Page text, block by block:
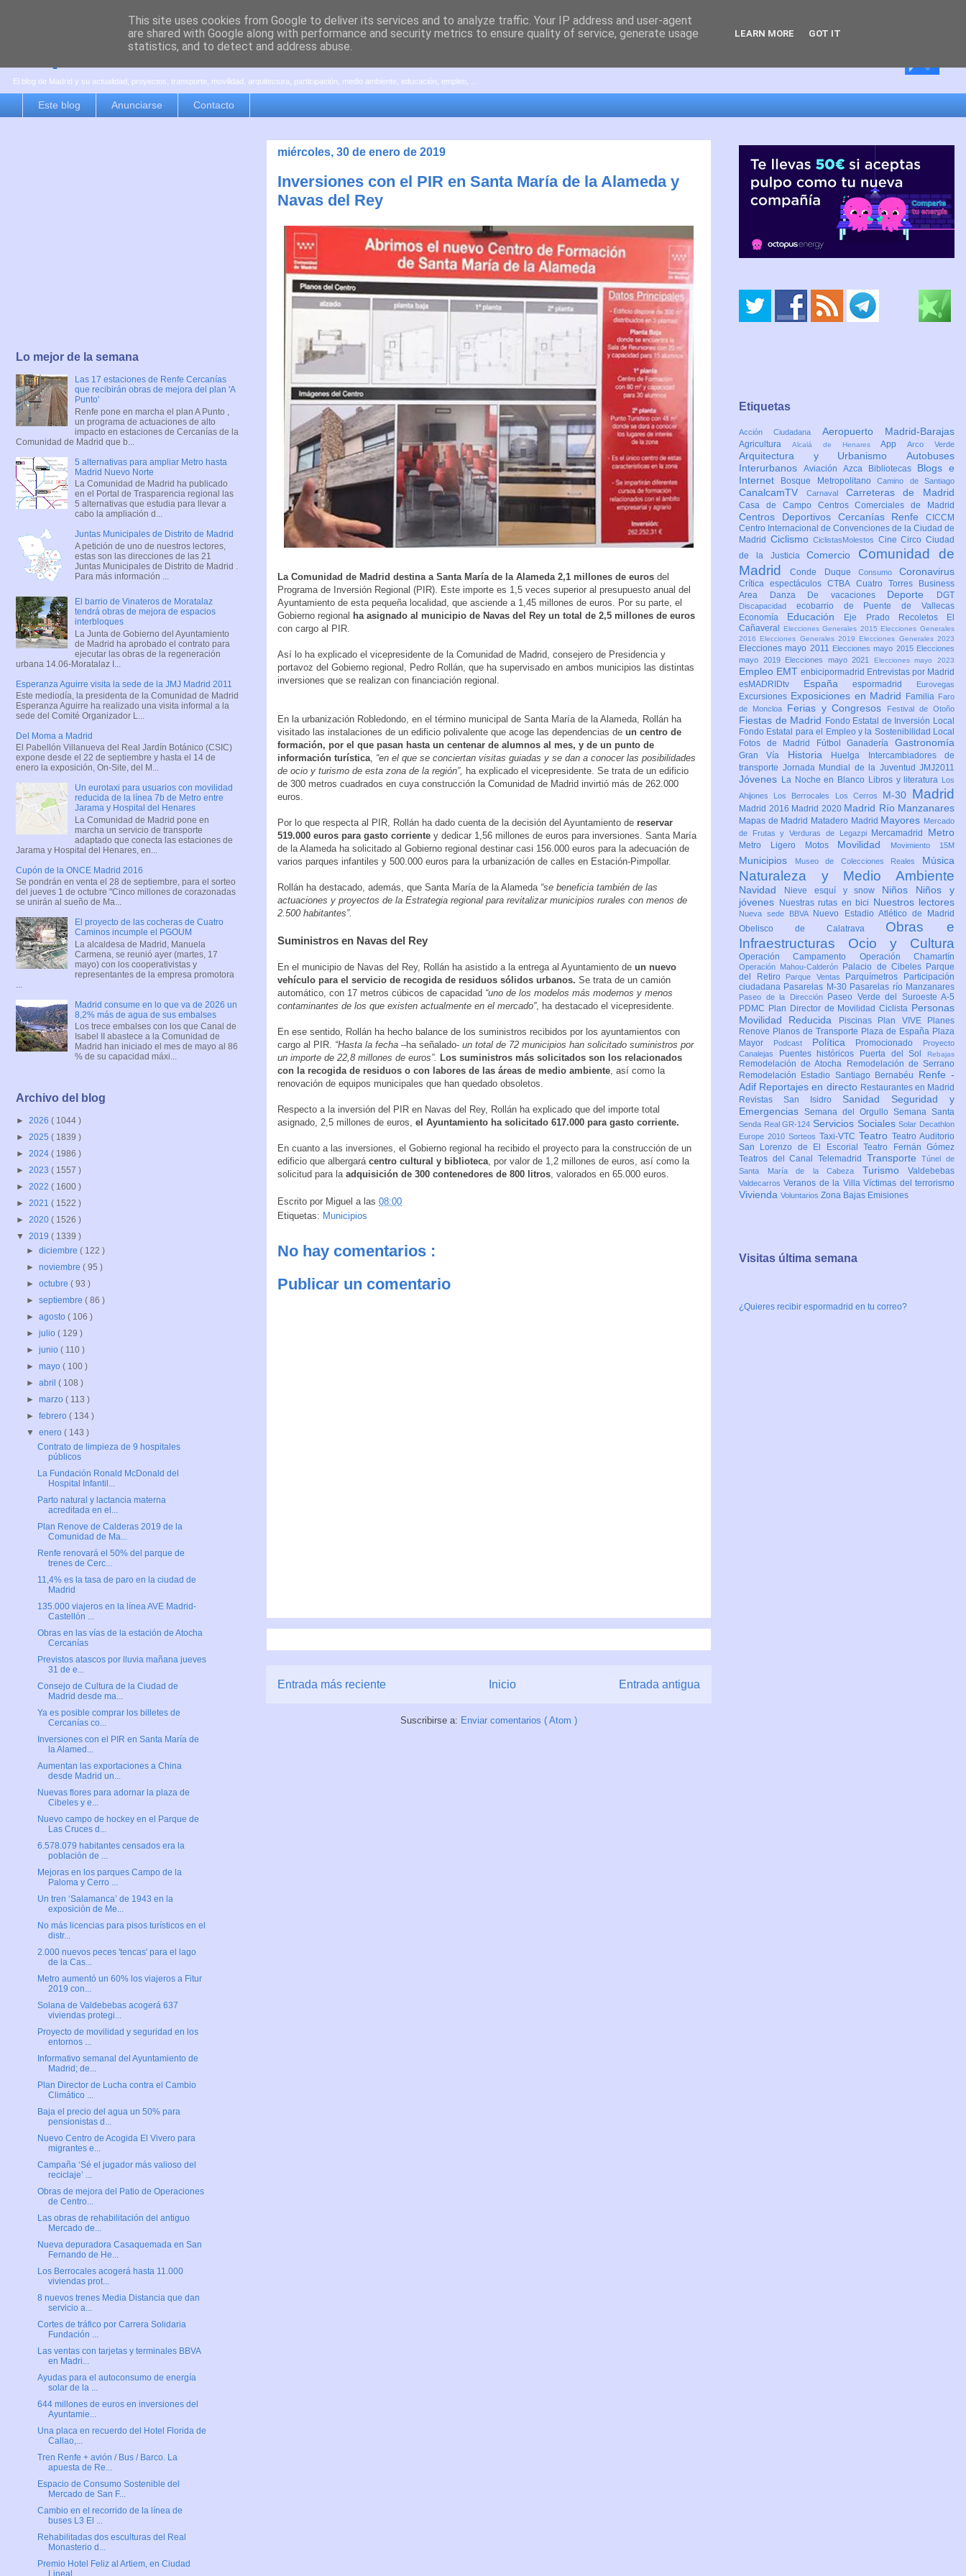
es por madrid
El blog de Madrid y su actualidad, proyectos, transporte, movilidad, arquitectura, participación, medio ambiente, educación, empleo, ...
Este blog Anunciarse Contacto
miércoles, 30 de enero de 2019
Inversiones con el PIR en Santa María de la Alameda y
Navas del Rey
La Comunidad de Madrid destina a Santa María de la Alameda 2,1 millones de euros del
Programa de Inversión Regional (PIR). Este importe es 1,5 veces superior al presupuesto anual del
Ayuntamiento de esta pequeña localidad, que asciende a 1,45 millones de euros. Por su parte, el
Gobierno regional ha asignado al municipio de Navas del Rey un total de 2,5 millones de euros
con cargo al PIR.
Así lo ha explicado el vicepresidente de la Comunidad de Madrid, consejero de Presidencia y
portavoz del Gobierno regional, Pedro Rollán, que ha supervisado en ambos municipios las distintas
inversiones que se realizan con financiación regional.
En la urbanización Robledondo, en el término municipal de Santa María de la Alameda, Rollán ha
visitado las instalaciones de un edificio polivalente que acoge las dependencias de un centro de
formación, por el que pasan hasta un centenar de alumnos al mes, y de un punto de
información turística “en el que se conciertan visitas guiadas y se dan a conocer las posibilidades
de ocio y turismo de esta zona de la región”, ha explicado el vicepresidente. Se trata de un edificio
de 300 metros cuadrados en cuya construcción la Comunidad de Madrid invirtió más de 262.000
euros.
Por lo que respecta al PIR, Rollán ha dado cuenta de la decisión del Ayuntamiento de reservar
519.000 euros para gasto corriente y dedicar 1,56 millones de euros para inversiones. Santa María
de la Alameda ha solicitado al Gobierno regional destinar casi 156.000 euros para la adecuación de
varios parques infantiles y 500.000 euros para la urbanización de calles en Estación-Pimpollar.
Rollán ha destacado, además, que Santa María de la Alameda “se beneficia también de las
actuaciones y proyectos de la Estrategia regional para revitalizar municipios rurales con menos de
2.500 habitantes”.
Suministros en Navas del Rey
En el municipio de Navas del Rey, Rollán ha asistido a la entrega al Ayuntamiento de un nuevo
vehículo para el servicio de recogida de residuos sólidos urbanos. Se trata de un camión
automático, con 17 metros cúbicos de capacidad “uno de los modelos más modernos y menos
contaminantes de los que existen actualmente en el mercado”, ha destacado el vicepresidente.
En ese sentido, Rollán ha hecho balance de los suministros recibidos por los ayuntamientos con
cargo al PIR. “Hasta la fecha –ha señalado- un total de 72 municipios han solicitado suministros por
un importe de 22,8 millones de euros”.
Los suministros más solicitados son los relacionados
con la recogida de residuos o con labores de las áreas de medio ambiente , así como la
renovación de equipos municipales que han quedado obsoletos.
Respecto a la inversión del PIR en Navas del Rey, Rollán ha explicado que del importe total
asignado, 2,5 millones de euros, el Ayuntamiento ha solicitado 617.000 para gasto corriente.
En cuanto a las inversiones, el Gobierno regional ha recibido el proyecto para la construcción de un
edificio que albergará centro cultural y biblioteca , por valor de 1,2 millones de euros, así como la
solicitud para la adquisición de 300 contenedores de 800 litros , valorados en 65.000 euros.
Escrito por Miguel a las 08:00
Etiquetas: Municipios
No hay comentarios :
Publicar un comentario
Entrada más reciente Entrada antigua
Inicio
Suscribirse a: Enviar comentarios ( Atom )
Lo mejor de la semana
Las 17 estaciones de Renfe Cercanías
que recibirán obras de mejora del plan 'A
Punto'
Renfe pone en marcha el plan A Punto ,
un programa de actuaciones de alto
impacto en estaciones de Cercanías de la
Comunidad de Madrid que b...
5 alternativas para ampliar Metro hasta
Madrid Nuevo Norte
La Comunidad de Madrid ha publicado
en el Portal de Trasparencia regional las
5 alternativas que estudia para llevar a
cabo la ampliación d...
Juntas Municipales de Distrito de Madrid
A petición de uno de nuestros lectores,
estas son las direcciones de las 21
Juntas Municipales de Distrito de Madrid .
Para más información ...
El barrio de Vinateros de Moratalaz
tendrá obras de mejora de espacios
interbloques
La Junta de Gobierno del Ayuntamiento
de Madrid ha aprobado el contrato para
ejecutar las obras de la regeneración
urbana 14.06-Moratalaz I...
Esperanza Aguirre visita la sede de la JMJ Madrid 2011
Este mediodía, la presidenta de la Comunidad de Madrid
Esperanza Aguirre ha realizado una visita informal a la
sede del Comité Organizador L...
Del Moma a Madrid
El Pabellón Villanueva del Real Jardín Botánico (CSIC)
expone desde el 22 de septiembre y hasta el 14 de
enero la exposición, On-Site, del M...
Un eurotaxi para usuarios con movilidad
reducida de la línea 7b de Metro entre
Jarama y Hospital del Henares
La Comunidad de Madrid pone en
marcha un servicio de transporte
adaptado que conecta las estaciones de
Jarama y Hospital del Henares, en...
Cupón de la ONCE Madrid 2016
Se pondrán en venta el 28 de septiembre, para el sorteo
del jueves 1 de octubre "Cinco millones de corazonadas
se unirán al sueño de Ma...
El proyecto de las cocheras de Cuatro
Caminos incumple el PGOUM
La alcaldesa de Madrid, Manuela
Carmena, se reunió ayer (martes, 17
mayo) con los cooperativistas y
representantes de la empresa promotora
Madrid consume en lo que va de 2026 un
8,2% más de agua de sus embalses
Los trece embalses con los que Canal de
Isabel II abastece a la Comunidad de
Madrid han iniciado el mes de mayo al 86
% de su capacidad máxi...
Archivo del blog
► 2026 ( 1044 )
► 2025 ( 1839 )
► 2024 ( 1986 )
► 2023 ( 1557 )
► 2022 ( 1600 )
► 2021 ( 1522 )
► 2020 ( 1526 )
▼ 2019 ( 1339 )
►diciembre( 122 )
►noviembre( 95 )
►octubre( 93 )
►septiembre( 86 )
►agosto( 106 )
►julio( 129 )
►junio( 110 )
►mayo( 100 )
►abril( 108 )
►marzo( 113 )
►febrero( 134 )
▼enero( 143 )
Contrato de limpieza de 9 hospitales
públicos
La Fundación Ronald McDonald del
Hospital Infantil...
Parto natural y lactancia materna
acreditada en el...
Plan Renove de Calderas 2019 de la
Comunidad de Ma...
Renfe renovará el 50% del parque de
trenes de Cerc...
11,4% es la tasa de paro en la ciudad de
Madrid
135.000 viajeros en la línea AVE Madrid-
Castellón ...
Obras en las vías de la estación de Atocha
Cercanías
Previstos atascos por lluvia mañana jueves
31 de e...
Consejo de Cultura de la Ciudad de
Madrid desde ma...
Ya es posible comprar los billetes de
Cercanías co...
Inversiones con el PIR en Santa María de
la Alamed...
Aumentan las exportaciones a China
desde Madrid un...
Nuevas flores para adornar la plaza de
Cibeles y e...
Nuevo campo de hockey en el Parque de
Las Cruces d...
6.578.079 habitantes censados era la
población de ...
Mejoras en los parques Campo de la
Paloma y Cerro ...
Un tren ‘Salamanca’ de 1943 en la
exposición de Me...
No más licencias para pisos turísticos en el
distr...
2.000 nuevos peces 'tencas' para el lago
de la Cas...
Metro aumentó un 60% los viajeros a Fitur
2019 con...
Solana de Valdebebas acogerá 637
viviendas protegi...
Proyecto de movilidad y seguridad en los
entornos ...
Informativo semanal del Ayuntamiento de
Madrid; de...
Plan Director de Lucha contra el Cambio
Climático ...
Baja el precio del agua un 50% para
pensionistas d...
Nuevo Centro de Acogida El Vivero para
migrantes e...
Campaña ‘Sé el jugador más valioso del
reciclaje’ ...
Obras de mejora del Patio de Operaciones
de Centro...
Las obras de rehabilitación del antiguo
Mercado de...
Nueva depuradora Casaquemada en San
Fernando de He...
Los Berrocales acogerá hasta 11.000
viviendas prot...
8 nuevos trenes Media Distancia que dan
servicio a...
Cortes de tráfico por Carrera Solidaria
Fundación ...
Las ventas con tarjetas y terminales BBVA
en Madri...
Ayudas para el autoconsumo de energía
solar de la ...
644 millones de euros en inversiones del
Ayuntamie...
Una placa en recuerdo del Hotel Florida de
Callao,...
Tren Renfe + avión / Bus / Barco. La
apuesta de Re...
Espacio de Consumo Sostenible del
Mercado de San F...
Cambio en el recorrido de la línea de
buses L3 El ...
Rehabilitadas dos esculturas del Real
Monasterio d...
Premio Hotel Feliz al Artiem, en Ciudad
Etiquetas
Acción Ciudadana Aeropuerto Madrid-Barajas
Agricultura Alcalá de HenaresAppArco Verde
Arquitectura y Urbanismo Autobuses
Interurbanos Aviación Azca Bibliotecas Blogs e
Internet
Bosque MetropolitanoCamino de Santiago
CanalcamTV Carnaval Carreteras de Madrid
Casa de Campo Centros Comerciales de Madrid
Centros Deportivos Cercanías Renfe CICCM
Centro Internacional de Convenciones de la Ciudad de
Madrid CiclismoCiclistasMolestos CineCircoCiudad
de la JusticiaComercio Comunidad de
MadridConde Duque Consumo Coronavirus
Crítica espectáculosCTBA Cuatro Torres Business
Area
Danza De vacaciones Deporte DGT
Discapacidad ecobarrio de Puente de Vallecas
Economía Educación Eje Prado Recoletos
El
Cañaveral
Elecciones Generales 2015 Elecciones Generales
2016 Elecciones Generales 2019 Elecciones Generales 2023
Elecciones mayo 2011 Elecciones mayo 2015 Elecciones
mayo 2019
Elecciones mayo 2021 Elecciones mayo 2023
Empleo EMT enbicipormadrid Entrevistas por Madrid
esMADRIDtv Españaespormadrid Eurovegas
Excursiones Exposiciones en Madrid Familia Faro
de Moncloa
Ferias y Congresos Festival de Otoño
Fiestas de Madrid Fondo Estatal de Inversión Local
Fondo Estatal para el Empleo y la Sostenibilidad Local
Fotos de Madrid
FútbolGanaderíaGastronomía
Gran Vía Historia Huelga
Intercambiadores de
transporte Jornada Mundial de la Juventud JMJ2011
Jóvenes La Noche en Blanco Libros y literatura
Los
Ahijones
Los Berrocales Los Cerros M-30 Madrid
Madrid 2016 Madrid 2020 Madrid Río Manzanares
Mapas de Madrid Matadero Madrid Mayores Mercado
de Frutas y Verduras de Legazpi
Mercamadrid Metro
Metro Ligero Motos Movilidad Movimiento 15M
Municipios Museo de Colecciones Reales Música
Naturaleza y Medio Ambiente
Navidad Nieve esquí y snow Niños Niños y
jóvenes
Nuestras rutas en bici Nuestros lectores
Nueva sede BBVA
Nuevo Estadio Atlético de Madrid
Obelisco de Calatrava Obras e
Infraestructuras Ocio y Cultura
Operación Campamento Operación Chamartín
Operación Mahou-Calderón Palacio de Cibeles Parque
del Retiro
Parque Ventas Parquímetros
Participación
ciudadana Pasarelas M-30 Pasarelas río Manzanares
Paseo de la Dirección
Paseo Verde del Suroeste A-5
PDMC Plan Director de Movilidad Ciclista Personas
Movilidad Reducida
Piscinas Plan VIVE
Planes
Renove Planos de Transporte Plaza de España Plaza
Mayor
Podcast Política Promocionado
Proyecto
Canalejas
Puentes históricos Puerta del Sol Rebajas
Remodelación de Atocha
Remodelación de Serrano
Remodelación Estadio Santiago Bernabéu Renfe -
Adif Reportajes en directo Restaurantes en Madrid
Revistas San Isidro Sanidad Seguridad y
Emergencias Semana del Orgullo Semana Santa
Senda Real GR-124 Servicios SocialesSolar Decathlon
Europe 2010 Sorteos Taxi-VTC Teatro Teatro Auditorio
San Lorenzo de El EscorialTeatro Fernán Gómez
Teatros del Canal Telemadrid TransporteTúnel de
Santa María de la Cabeza Turismo Valdebebas
ValdecarrosVeranos de la VillaVíctimas del terrorismo
Vivienda Voluntarios Zona Bajas Emisiones
Visitas última semana
¿Quieres recibir espormadrid en tu correo?
This site uses cookies from Google to deliver its services and to analyze traffic. Your IP address and user-agent
are shared with Google along with performance and security metrics to ensure quality of service, generate usage
statistics, and to detect and address abuse.
LEARN MORE GOT IT